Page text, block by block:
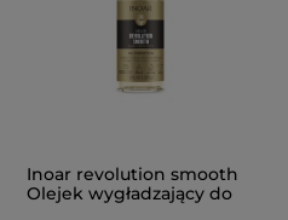
Inoar revolution smooth
Olejek wygładzający do